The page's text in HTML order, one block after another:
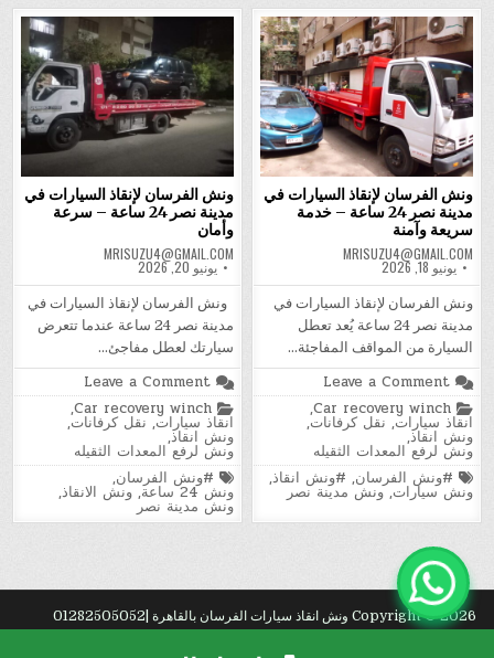
ونش الفرسان لإنقاذ السيارات في
مدينة نصر 24 ساعة – سرعة
وأمان
MRISUZU4@GMAIL.COM
يونيو 20, 2026
ونش الفرسان لإنقاذ السيارات في
مدينة نصر 24 ساعة عندما تتعرض
سيارتك لعطل مفاجئ…
Leave a Comment
ونش
الفرسان
لإنقاذ
في
مدينة
نصر
24
–
Posted
in
Car recovery winch
,
انقاذ سيارات, نقل كرفانات,
ونش انقاذ,
ونش لرفع المعدات الثقيله
Tagged
#ونش الفرسان,
ونش 24 ساعة ,ونش الانقاذ,
ونش مدينة نصر
ونش الفرسان لإنقاذ السيارات في
مدينة نصر 24 ساعة – خدمة
سريعة وآمنة
MRISUZU4@GMAIL.COM
يونيو 18, 2026
ونش الفرسان لإنقاذ السيارات في
مدينة نصر 24 ساعة يُعد تعطل
السيارة من المواقف المفاجئة…
Leave a Comment
ونش
الفرسان
لإنقاذ
في
مدينة
نصر
24
–
Posted
in
Car recovery winch
,
انقاذ سيارات, نقل كرفانات,
ونش انقاذ,
ونش لرفع المعدات الثقيله
Tagged
#ونش الفرسان, #ونش انقاذ,
ونش سيارات,ونش مدينة نصر
Copyright © 2026 ونش انقاذ سيارات الفرسان بالقاهرة |01282505052